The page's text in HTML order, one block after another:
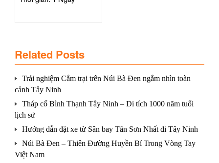
Related Posts
Trải nghiệm Cắm trại trên Núi Bà Đen ngắm nhìn toàn
cảnh Tây Ninh
Tháp cổ Bình Thạnh Tây Ninh – Di tích 1000 năm tuổi
lịch sử
Hướng dẫn đặt xe từ Sân bay Tân Sơn Nhất đi Tây Ninh
Núi Bà Đen – Thiên Đường Huyền Bí Trong Vòng Tay
Việt Nam